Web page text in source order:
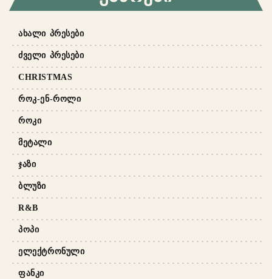
ᲐᲮᲐᲚᲘ ᲞᲠᲔᲡᲔᲑᲘ
ᲫᲕᲔᲚᲘ ᲞᲠᲔᲡᲔᲑᲘ
CHRISTMAS
ᲠᲝᲙ-ᲔᲜ-ᲠᲝᲚᲘ
ᲠᲝᲙᲘ
ᲛᲔᲢᲐᲚᲘ
ᲯᲐᲖᲘ
ᲑᲚᲣᲖᲘ
R&B
ᲞᲝᲞᲘ
ᲔᲚᲔᲥᲢᲠᲝᲜᲣᲚᲘ
ᲤᲐᲜᲙᲘ